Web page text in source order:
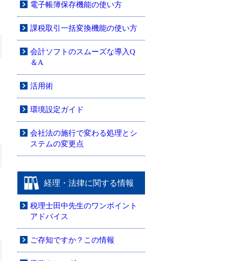
電子帳簿保存機能の使い方
課税取引一括変換機能の使い方
会計ソフトのスムーズな導入Q
＆A
活用術
環境設定ガイド
会社法の施行で変わる処理とシ
ステムの変更点
経理・法律に関する情報
税理士田中先生のワンポイント
アドバイス
ご存知ですか？この情報